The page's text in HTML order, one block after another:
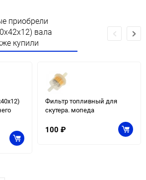
приобрели
вала
купили
Фильтр топливный для
скутера. мопеда
100 ₽